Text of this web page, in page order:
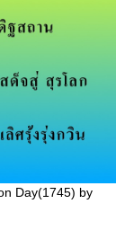
Day(1745) by